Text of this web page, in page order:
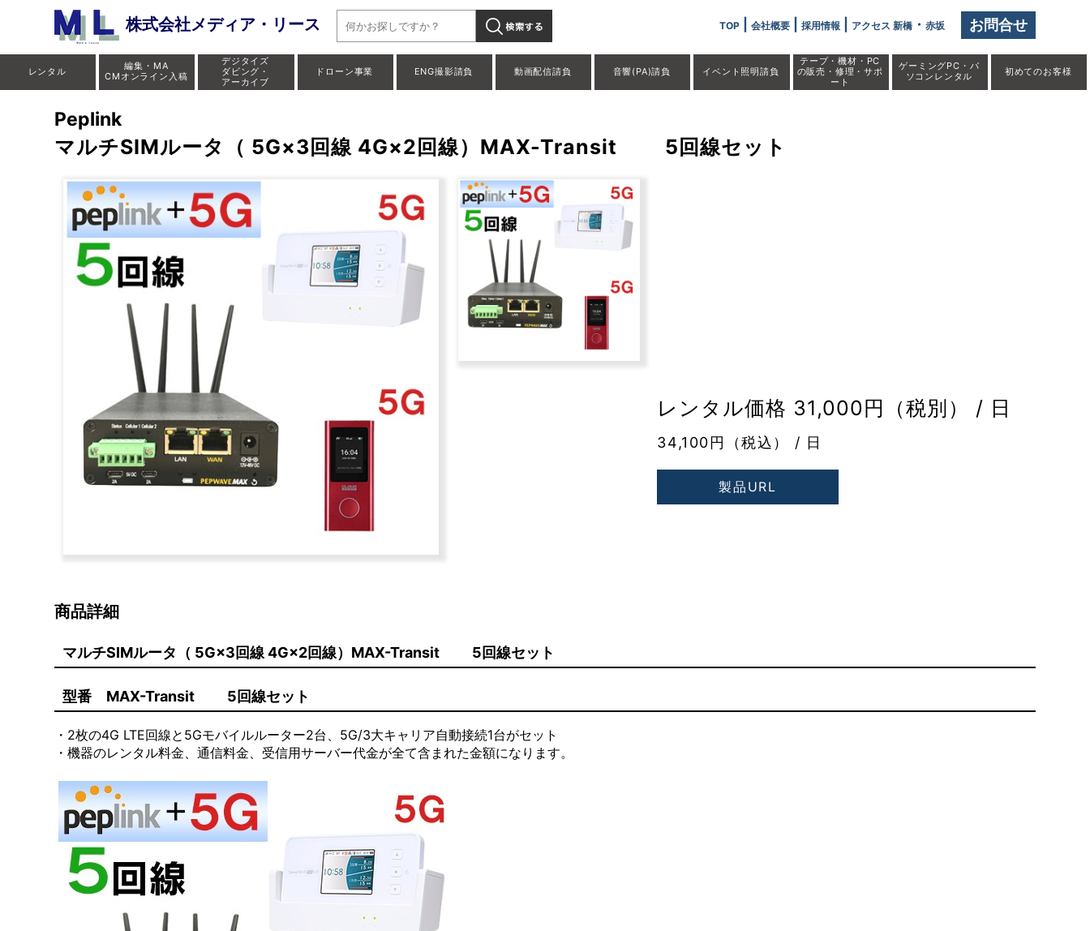
株式会社メディア・リース お問合せ
TOP| 会社概要| 採用情報 アクセス 新橋・ 赤坂
レンタル
編集・MA
CMオンライン入稿
デジタイズ
ダビング・
アーカイブ
ドローン事業 ENG撮影請負 動画配信請負 音響(PA)請負 イベント照明請負
テープ・機材・PC
の販売・修理・サポ
ート
ゲーミングPC・パ
ソコンレンタル
初めてのお客様
Peplink
マルチSIMルータ（ 5G×3回線 4G×2回線）MAX-Transit 5回線セット
レンタル価格 31,000円（税別） / 日
34,100円（税込） / 日
製品URL
商品詳細
マルチSIMルータ（ 5G×3回線 4G×2回線）MAX-Transit 5回線セット
型番 MAX-Transit 5回線セット
・2枚の4G LTE回線と5Gモバイルルーター2台、5G/3大キャリア自動接続1台がセット
・機器のレンタル料金、通信料金、受信用サーバー代金が全て含まれた金額になります。